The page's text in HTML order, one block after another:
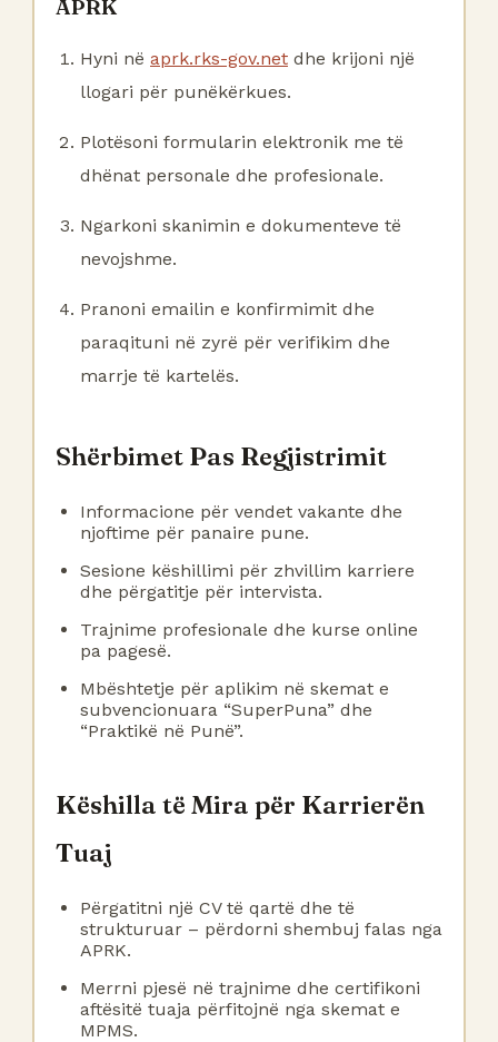
APRK
Hyni në aprk.rks-gov.net dhe krijoni një
llogari për punëkërkues.
Plotësoni formularin elektronik me të
dhënat personale dhe profesionale.
Ngarkoni skanimin e dokumenteve të
nevojshme.
Pranoni emailin e konfirmimit dhe
paraqituni në zyrë për verifikim dhe
marrje të kartelës.
Shërbimet Pas Regjistrimit
Informacione për vendet vakante dhe
njoftime për panaire pune.
Sesione këshillimi për zhvillim karriere
dhe përgatitje për intervista.
Trajnime profesionale dhe kurse online
pa pagesë.
Mbështetje për aplikim në skemat e
subvencionuara “SuperPuna” dhe
“Praktikë në Punë”.
Këshilla të Mira për Karrierën
Tuaj
Përgatitni një CV të qartë dhe të
strukturuar – përdorni shembuj falas nga
APRK.
Merrni pjesë në trajnime dhe certifikoni
aftësitë tuaja përfitojnë nga skemat e
MPMS.